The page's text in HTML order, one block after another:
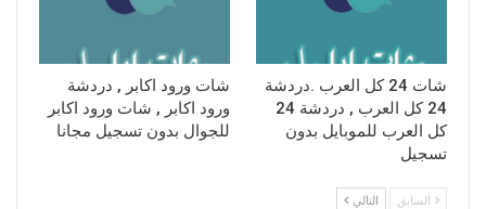
شات 24 كل العرب .دردشة
24 كل العرب , دردشة 24
كل العرب للموبايل بدون
تسجيل
شات ورود اكابر , دردشة
ورود اكابر , شات ورود اكابر
للجوال بدون تسجيل مجانا
السابق التالي